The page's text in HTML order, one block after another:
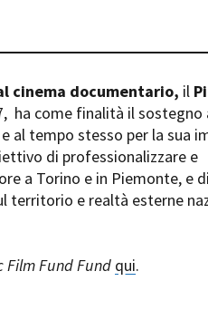
Industry - Production
cinema documentario, il
ha come finalità il sostegno
al tempo stesso per la sua
di professionalizzare e
a Torino e in Piemonte, e
territorio e realtà esterne
Film Fund Fund qui.